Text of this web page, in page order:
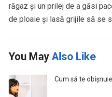
răgaz și un prilej de a găsi
de ploaie și lasă grijile să se
You May Also Like
Cum să te